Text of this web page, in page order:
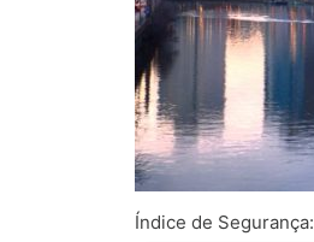
Índice de Segurança: